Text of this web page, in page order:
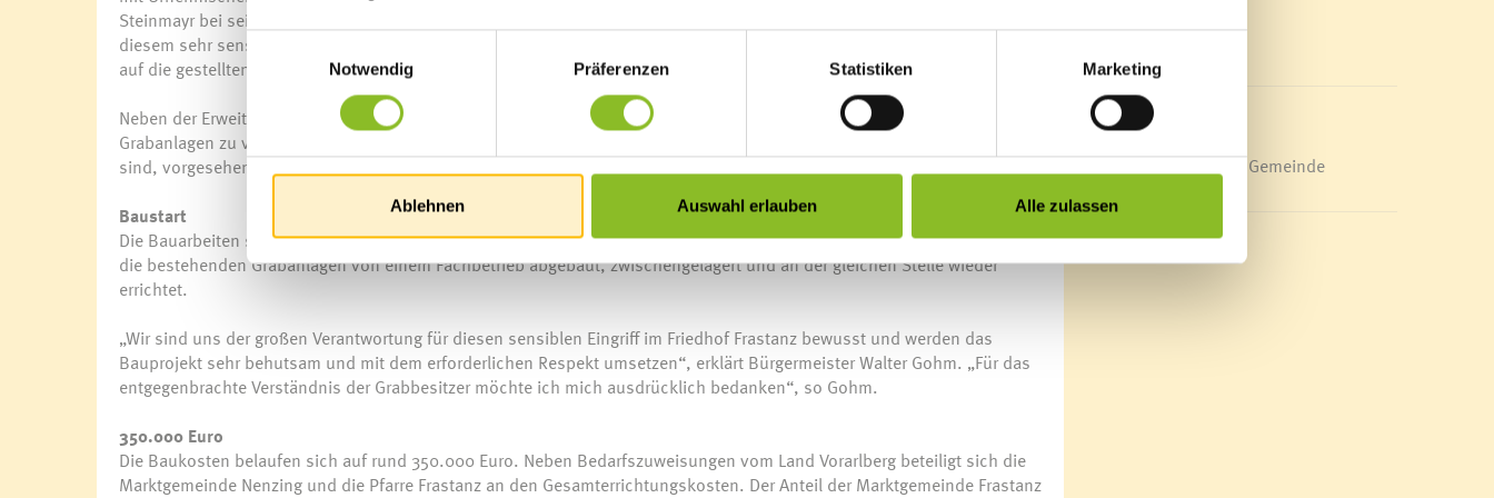
Einwilligungsauswahl
Notwendig
Präferenzen Statistiken Marketing
Ablehnen Auswahl erlauben Alle zulassen
Steinmayr bei seinen Plänen auf die bestehenden Erdgräber besonders Rücksicht genommen. „Erich Steinmayr hat in
diesem sehr sensiblen Bereich eine sehr gute Lösung für die Erweiterung der bestehenden Urnenanlage gefunden und ist
auf die gestellten Anforderungen eingegangen“, ist Bürgermeister Walter Gohm erfreut.
Neben der Erweiterung der Urnenwände wird der kreuzförmig angelegte Hauptweg befestigt, um die Erreichbarkeit der
Grabanlagen zu verbessern. Weiters ist die Errichtung einer Erinnerungsstätte für jene, deren Gräber aufgelassen worden
sind, vorgesehen.
Baustart
Die Bauarbeiten starten noch vor dem Sommer 2024 und dauern bis Mitte Oktober 2024. Während der Bauphase werden
die bestehenden Grabanlagen von einem Fachbetrieb abgebaut, zwischengelagert und an der gleichen Stelle wieder
errichtet.
„Wir sind uns der großen Verantwortung für diesen sensiblen Eingriff im Friedhof Frastanz bewusst und werden das
Bauprojekt sehr behutsam und mit dem erforderlichen Respekt umsetzen“, erklärt Bürgermeister Walter Gohm. „Für das
entgegenbrachte Verständnis der Grabbesitzer möchte ich mich ausdrücklich bedanken“, so Gohm.
350.000 Euro
Die Baukosten belaufen sich auf rund 350.000 Euro. Neben Bedarfszuweisungen vom Land Vorarlberg beteiligt sich die
Marktgemeinde Nenzing und die Pfarre Frastanz an den Gesamterrichtungskosten. Der Anteil der Marktgemeinde Frastanz
Energieeffiziente Gemeinde